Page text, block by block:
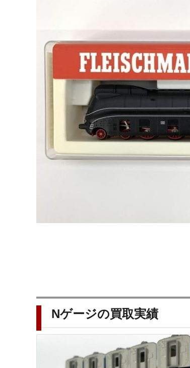
Nゲージの買取実績